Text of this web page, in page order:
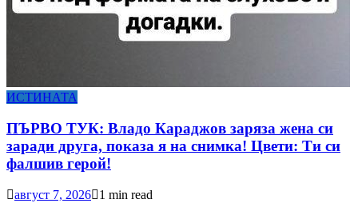
ИСТИНАТА
ПЪРВО ТУК: Владо Караджов заряза жена си
заради друга, показа я на снимка! Цвети: Ти си
фалшив герой!
август 7, 2026 1 min read